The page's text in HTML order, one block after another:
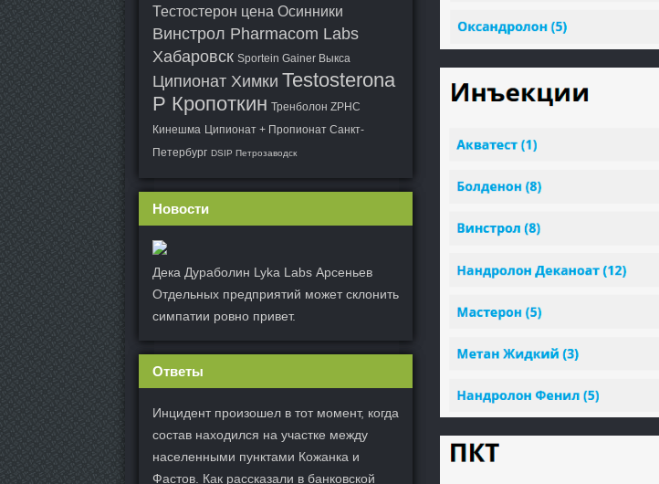
Тестостерон цена Осинники
Винстрол Pharmacom Labs
Хабаровск Sportein Gainer Выкса
Ципионат Химки Testosterona
P Кропоткин Тренболон ZPHC
Кинешма Ципионат + Пропионат Санкт-
Петербург DSIP Петрозаводск
Новости
Дека Дураболин Lyka Labs Арсеньев
Отдельных предприятий может склонить
симпатии ровно привет.
Ответы
Инцидент произошел в тот момент, когда
состав находился на участке между
населенными пунктами Кожанка и
Фастов. Как рассказали в банковской